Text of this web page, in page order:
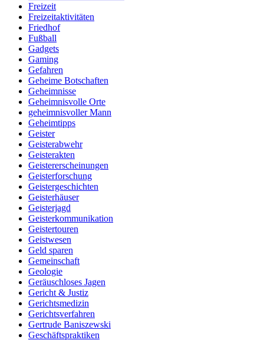
Freizeit
Freizeitaktivitäten
Friedhof
Fußball
Gadgets
Gaming
Gefahren
Geheime Botschaften
Geheimnisse
Geheimnisvolle Orte
geheimnisvoller Mann
Geheimtipps
Geister
Geisterabwehr
Geisterakten
Geistererscheinungen
Geisterforschung
Geistergeschichten
Geisterhäuser
Geisterjagd
Geisterkommunikation
Geistertouren
Geistwesen
Geld sparen
Gemeinschaft
Geologie
Geräuschloses Jagen
Gericht & Justiz
Gerichtsmedizin
Gerichtsverfahren
Gertrude Baniszewski
Geschäftspraktiken